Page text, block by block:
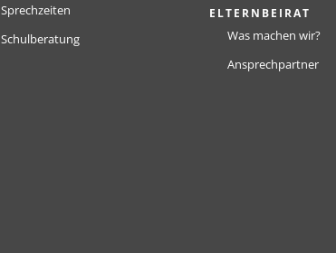
Sprechzeiten
Schulberatung
ELTERNBEIRAT
Was machen wir?
Ansprechpartner